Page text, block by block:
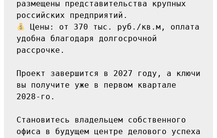
размещены представительства крупных
российских предприятий.
Цены: от 370 тыс. руб./кв.м, оплата
удобна благодаря долгосрочной
рассрочке.
Проект завершится в 2027 году, а ключи
вы получите уже в первом квартале
2028-го.
Становитесь владельцем собственного
офиса в будущем центре делового успеха